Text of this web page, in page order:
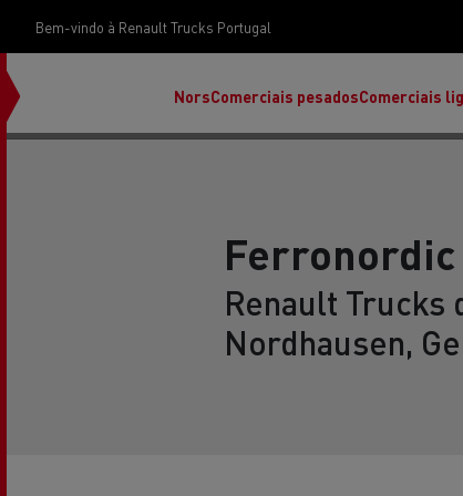
Bem-vindo à Renault Trucks Portugal
NorsComerciais pesadosComerciais
Ferronordic
Renault Trucks
Nordhausen,